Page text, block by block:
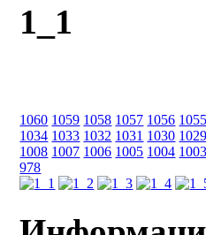
1_1
1060 1059 1058 1057 1056 1055
1034 1033 1032 1031 1030 1029
1008 1007 1006 1005 1004 1003
978